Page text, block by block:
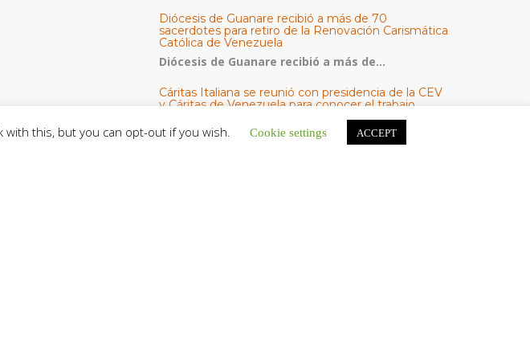
Diócesis de Guanare recibió a más de 70
sacerdotes para retiro de la Renovación Carismática
Católica de Venezuela
Diócesis de Guanare recibió a más de...
Cáritas Italiana se reunió con presidencia de la CEV
y Cáritas de Venezuela para conocer el trabajo
Una delegación encabezada por el padre Marco...
this, but you can opt-out if you wish. Cookie settings ACCEPT